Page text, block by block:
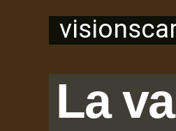
La